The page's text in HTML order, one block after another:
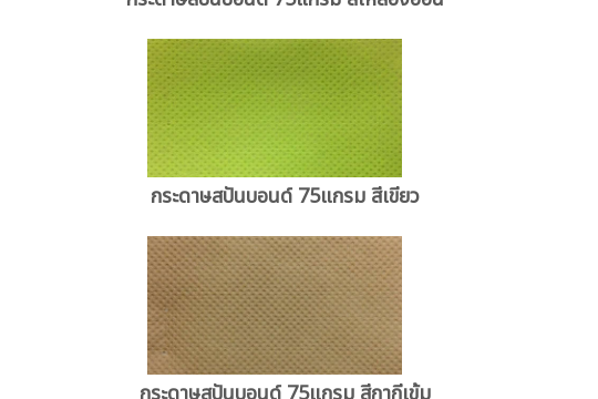
กระดาษสปันบอนด์ 75แกรม สีเขียว